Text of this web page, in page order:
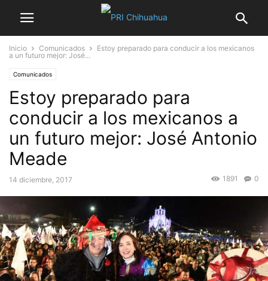
Inicio Comunicados
Estoy preparado para conducir a los mexicanos
a un futuro mejor: José...
Comunicados
Estoy preparado para
conducir a los mexicanos a
un futuro mejor: José Antonio
Meade
14 diciembre, 2017 0
1891